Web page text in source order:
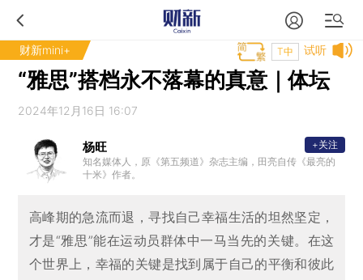
财新mini+ 试听
T中
“雅思”搭档永不落幕的真意｜体坛
2024年12月16日 16:07
杨旺
知名媒体人，原《第五频道》杂志主编，田亮自传《最亮的
十米》作者。
+关注
高峰期的急流而退，寻找自己幸福生活的坦然坚定，
才是“雅思”能在运动员群体中一马当先的关键。在这
个世界上，幸福的关键是找到属于自己的平衡和彼此